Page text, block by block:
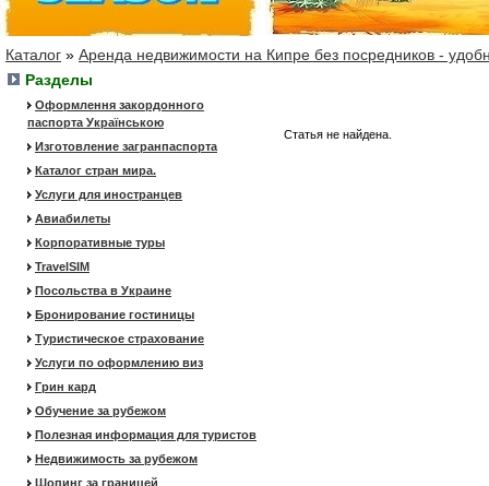
Каталог » Аренда недвижимости на Кипре без посредников -
Разделы
Оформлення закордонного
паспорта Українською
Изготовление загранпаспорта
Каталог стран мира.
Услуги для иностранцев
Авиабилеты
Корпоративные туры
TravelSIM
Посольства в Украине
Бронирование гостиницы
Туристическое страхование
Услуги по оформлению виз
Грин кард
Обучение за рубежом
Полезная информация для туристов
Недвижимость за рубежом
Шопинг за границей
Статья не найдена.